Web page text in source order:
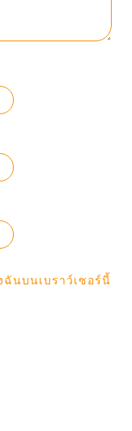
นบนเบราว์เซอร์นี้